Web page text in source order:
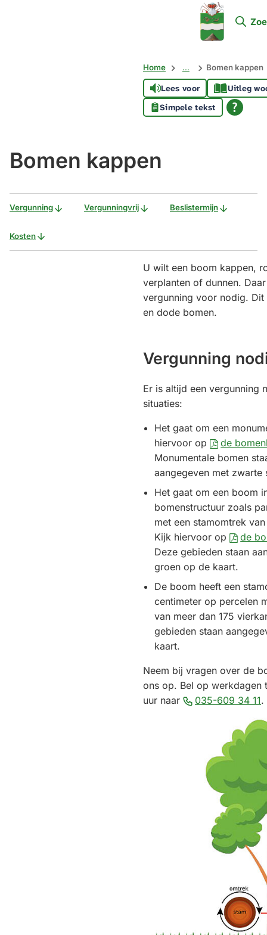
Mijn
Soest
Home ... Bomen kappen
Lees voor
Uitleg
Simpele tekst
Bomen kappen
Vergunning Vergunningvrij Beslistermijn
Kosten
U wilt een boom kappen,
verplanten of dunnen.
vergunning voor nodig.
en dode bomen.
Vergunning
Er is altijd een vergunning
situaties:
Het gaat om een
hiervoor op
de
Monumentale bomen
aangegeven met zwarte
Het gaat om een boom
bomenstructuur zoals
met een stamomtrek
Kijk hiervoor op
de
Deze gebieden staan
groen op de kaart.
De boom heeft een
centimeter op percelen
van meer dan 175
gebieden staan
kaart.
Neem bij vragen over de
ons op. Bel op werkdagen
uur naar
035-609 34 11.